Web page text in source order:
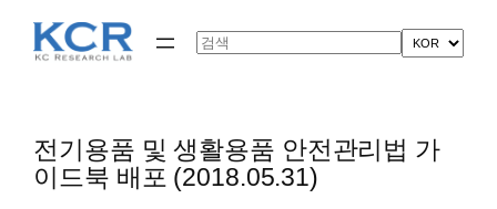
Search
전기용품 및 생활용품 안전관리법 가
이드북 배포 (2018.05.31)